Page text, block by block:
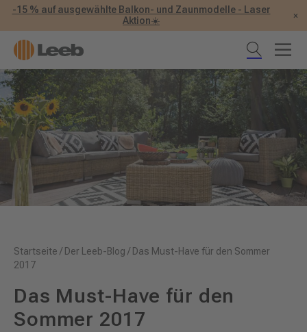
-15 % auf ausgewählte Balkon- und Zaunmodelle - Laser
Aktion☀️
×
Startseite / Der Leeb-Blog / Das Must-Have für den Sommer
2017
Das Must-Have für den
Sommer 2017